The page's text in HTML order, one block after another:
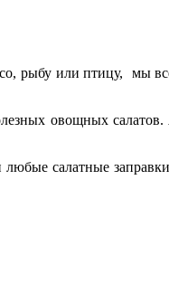
рыбу или птицу, мы
овощных
салатные